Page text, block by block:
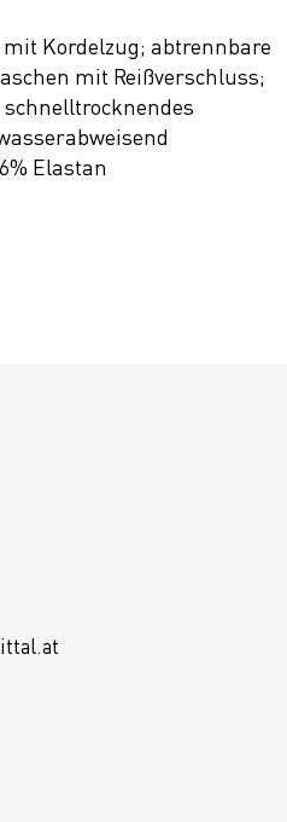
Kordelzug; abtrennbare
mit Reißverschluss;
Elastan